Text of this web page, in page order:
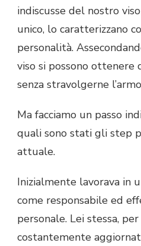
indiscusse del nostro
unico, lo caratterizzano
personalità.
viso si possono
senza stravolgerne
Ma facciamo un passo
quali sono stati gli step
attuale.
Inizialmente lavorava in
come responsabile ed
personale. Lei stessa,
costantemente